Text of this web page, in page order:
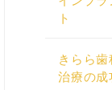
ト
きらら
治療の成